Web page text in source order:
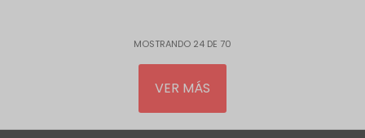
MOSTRANDO 24 DE 70
VER MÁS